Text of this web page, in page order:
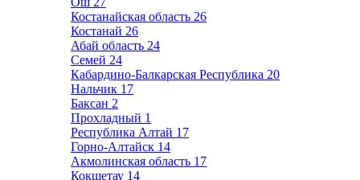
Костанайская область 26
Костанай 26
Абай область 24
Семей 24
Кабардино-Балкарская Республика 20
Нальчик 17
Баксан 2
Прохладный 1
Республика Алтай 17
Горно-Алтайск 14
Акмолинская область 17
Кокшетау 14